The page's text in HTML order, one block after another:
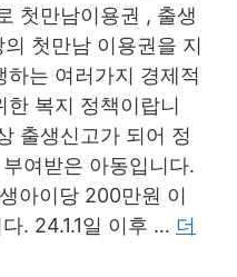
첫만남이용권 , 출생
첫만남 이용권을 지
는 여러가지 경제적
복지 정책이랍니
출생신고가 되어 정
여받은 아동입니다.
아이당 200만원 이
. 24.1.1일 이후 … 더